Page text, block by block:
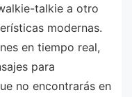
talkie a otro
modernas.
en tiempo real,
para
no encontrarás en